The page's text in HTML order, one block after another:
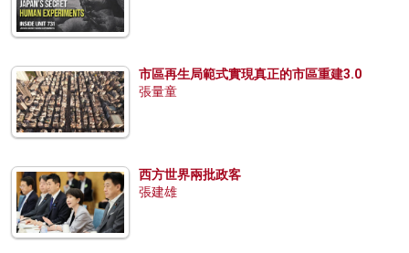
市區再生局範式實現真正的市區重建3.0
張量童
西方世界兩批政客
張建雄